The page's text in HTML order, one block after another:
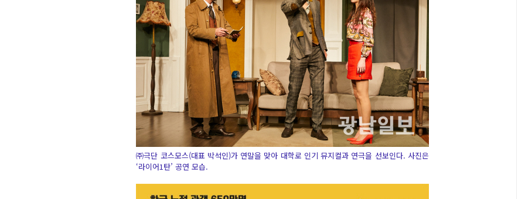
㈜극단 코스모스(대표 박석인)가 연말을 맞아 대학로 인기 뮤지컬과 연극을 선보인다. 사진은
‘라이어1탄’ 공연 모습.